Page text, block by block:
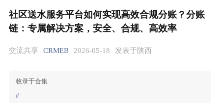
社区送水服务平台如何实现高效合规分账？分账
链：专属解决方案，安全、合规、高效率
交流共享 CRMEB 2026-05-18 发表于陕西
收录于合集
#